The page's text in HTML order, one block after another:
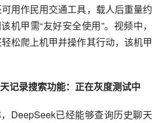
用作民用交通工具，载人后重量约
机甲需“友好安全使用”。视频中，
松爬上机甲并操作其行动，该机甲
记录搜索功能：正在灰度测试中
DeepSeek已经能够查询历史聊天